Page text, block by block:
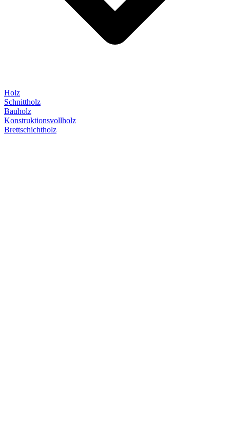
Holz
Schnittholz
Bauholz
Konstruktionsvollholz
Brettschichtholz